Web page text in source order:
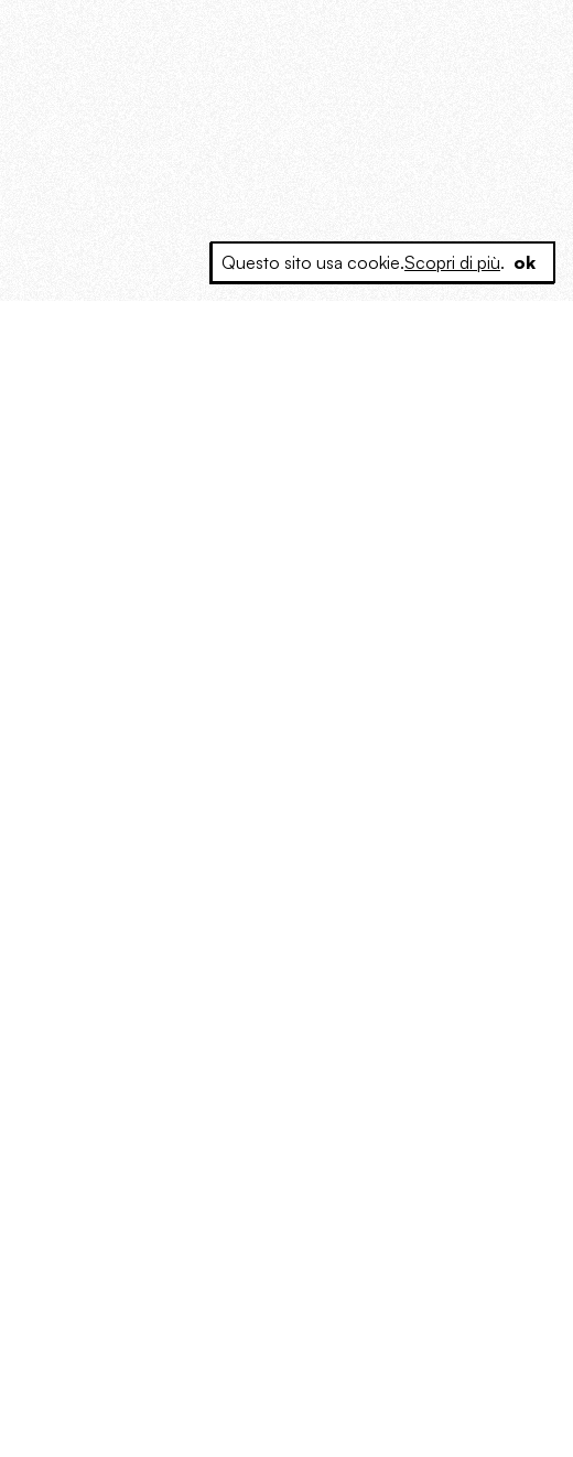
Questo sito usa cookie.Scopri di più. ok